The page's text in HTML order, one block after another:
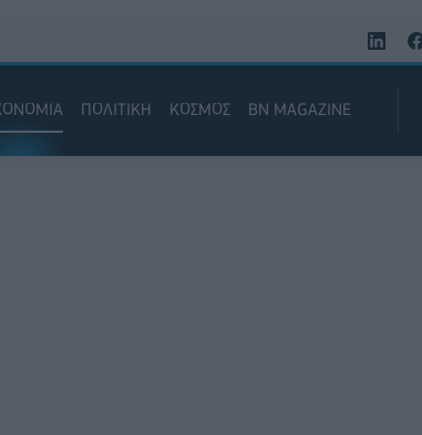
ΠΟΛΙΤΙΚΗ ΚΟΣΜΟΣ BN MAGAZINE